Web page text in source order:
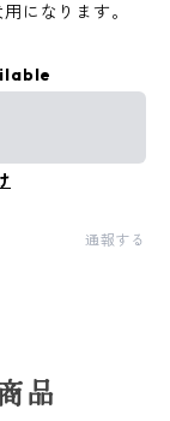
になります。
通報する
品